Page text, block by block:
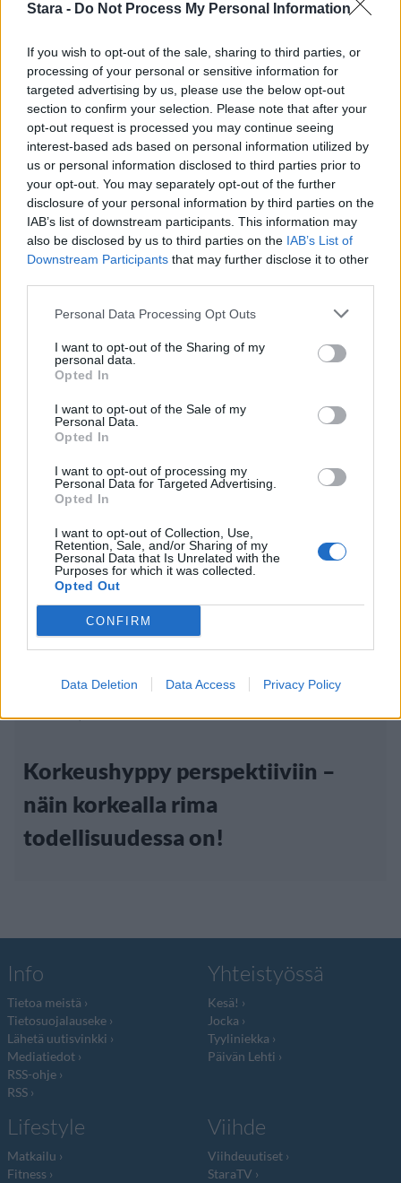
Stara - Do Not Process My Personal Information
If you wish to opt-out of the sale, sharing to third parties, or
processing of your personal or sensitive information for
targeted advertising by us, please use the below opt-out
section to confirm your selection. Please note that after your
opt-out request is processed you may continue seeing
interest-based ads based on personal information utilized by
us or personal information disclosed to third parties prior to
your opt-out. You may separately opt-out of the further
disclosure of your personal information by third parties on the
IAB’s list of downstream participants. This information may
also be disclosed by us to third parties on the IAB’s List of
Downstream Participants that may further disclose it to other
Personal Data Processing Opt Outs
I want to opt-out of the Sharing of my
personal data.
Opted In
I want to opt-out of the Sale of my
Personal Data.
Opted In
I want to opt-out of processing my
Personal Data for Targeted Advertising.
Opted In
I want to opt-out of Collection, Use,
Retention, Sale, and/or Sharing of my
Personal Data that Is Unrelated with the
Purposes for which it was collected.
Opted Out
CONFIRM
Data Deletion Data Access Privacy Policy
Luetuimmat
PÄIVÄ VIIKKO KUUKAUSI
Leskeneläke ei kuulu kaikille – Kela
muistuttaa tärkeästä ikärajasta
Sääennuste ulottuu nyt marraskuulle – tältä
näyttää syksyn sää
Finnairin lennoista osan lentää jatkossa
vuoksi
14.9.2014, 17:00
Korkeushyppy perspektiiviin –
näin korkealla rima
todellisuudessa on!
Info
Tietoa meistä
Tietosuojalauseke
Lähetä uutisvinkki
Mediatiedot
RSS-ohje
RSS
Yhteistyössä
Kesä!
Jocka
Tyyliniekka
Päivän Lehti
Lifestyle
Matkailu
Fitness
Viihde
Viihdeuutiset
StaraTV